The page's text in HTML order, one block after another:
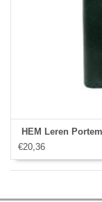
HEM Leren
€20,36